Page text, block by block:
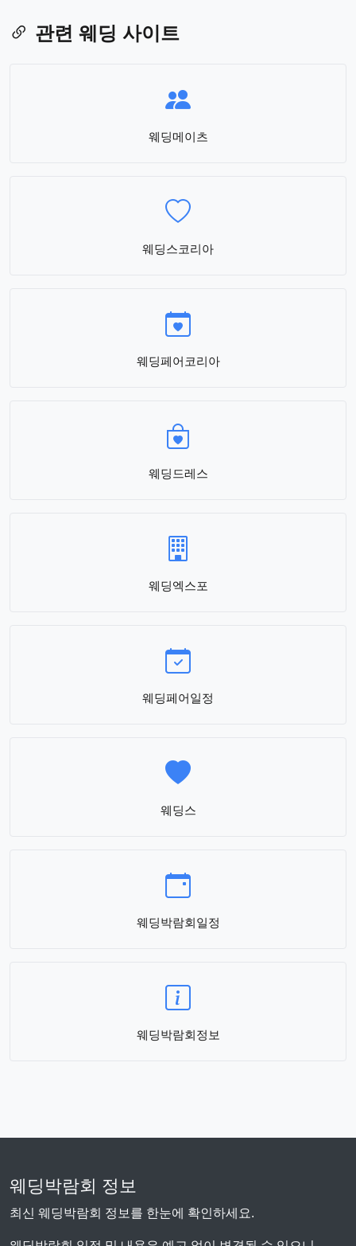
관련 웨딩 사이트
웨딩메이츠
웨딩스코리아
웨딩페어코리아
웨딩드레스
웨딩엑스포
웨딩페어일정
웨딩스
웨딩박람회일정
웨딩박람회정보
웨딩박람회 정보
최신 웨딩박람회 정보를 한눈에 확인하세요.